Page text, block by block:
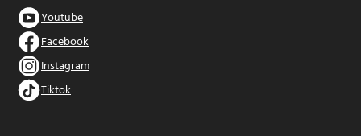
Youtube
Facebook
Instagram
Tiktok